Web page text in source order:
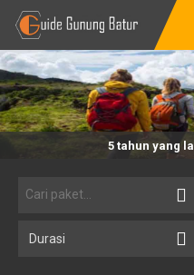
5 tahun yang lalu